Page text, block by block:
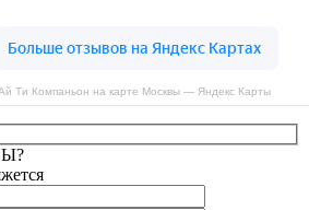
Ти Компаньон на карте Москвы — Яндекс Карты